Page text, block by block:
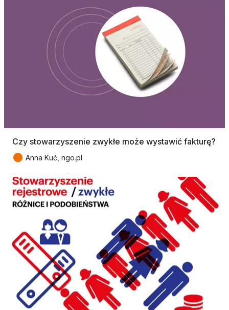
Czy stowarzyszenie zwykłe może wystawić fakturę?
● Anna Kuć, ngo.pl